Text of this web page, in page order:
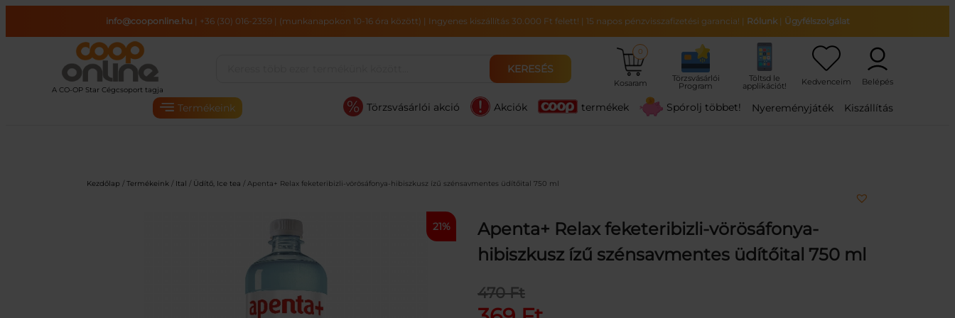
tartalomhoz
info@cooponline.hu | +36 (30) 016-2359| (munkanapokon 10-16 óra között) | Ingyenes kiszállítás 30.000 Ft felett! | 15 napos pénzvisszafizetési garancia! | Rólunk| Ügyfélszolgálat
KERESÉS
Kosaram
0
Termékeink Törzsvásárlói akció Akciók termékek Spórolj többet! Nyereményjáték Kiszállítás
Kezdőlap / Termékeink / Ital / Üdítő, Ice tea / Apenta+ Relax feketeribizli-vörösáfonya-hibiszkusz ízű szénsavmentes üdítőital 750 ml
21%
Apenta+ Relax feketeribizli-vörösáfonya-
hibiszkusz ízű szénsavmentes üdítőital 750 ml
470Ft
O
C